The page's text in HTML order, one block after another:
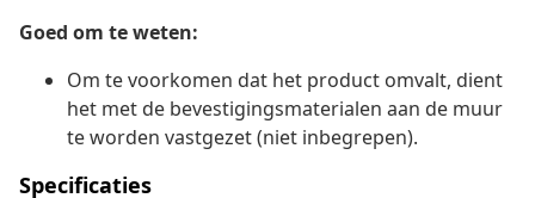
Goed om te weten:
Om te voorkomen dat het product omvalt, dient
het met de bevestigingsmaterialen aan de muur
te worden vastgezet (niet inbegrepen).
Specificaties